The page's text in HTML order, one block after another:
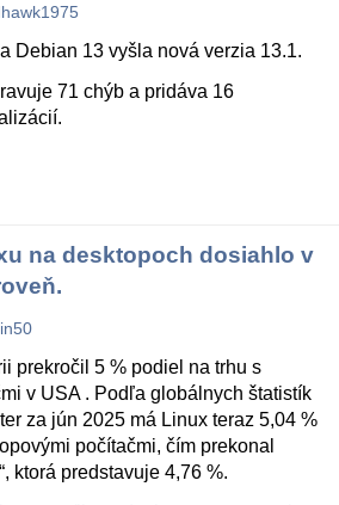
Debian 13 vyšla nová verzia 13.1.
71 chýb a pridáva 16
na desktopoch dosiahlo v
prekročil 5 % podiel na trhu s
v USA . Podľa globálnych štatistík
za jún 2025 má Linux teraz 5,04 %
počítačmi, čím prekonal
ktorá predstavuje 4,76 %.